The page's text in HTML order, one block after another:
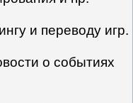
и переводу игр.
о событиях